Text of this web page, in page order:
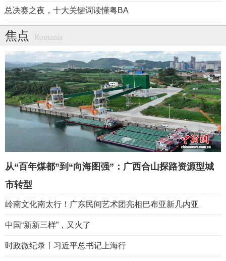
总决赛之夜，十大关键词读懂粤BA
焦点 Romania
从“百年煤都”到“向海图强”：广西合山探路资源型城
市转型
岭南文化南太行！广东民间艺术团亮相巴布亚新几内亚
中国“新新三样”，又火了
时政微纪录丨习近平总书记上海行